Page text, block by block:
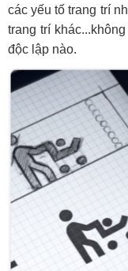
các yếu tố trang trí
trang trí
độc lập nào.